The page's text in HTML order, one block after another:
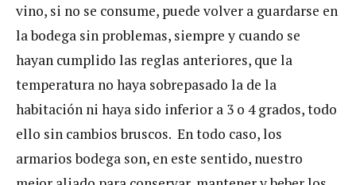
vino, si no se consume, puede volver a guardarse en
la bodega sin problemas, siempre y cuando se
hayan cumplido las reglas anteriores, que la
temperatura no haya sobrepasado la de la
habitación ni haya sido inferior a 3 o 4 grados, todo
ello sin cambios bruscos. En todo caso, los
armarios bodega son, en este sentido, nuestro